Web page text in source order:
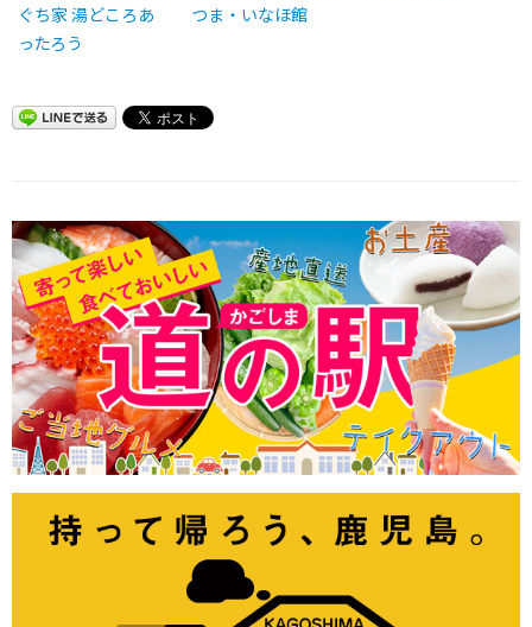
ぐち家 湯どころあ
ったろう
つま・いなほ館